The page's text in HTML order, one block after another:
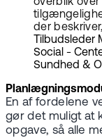
overblik
der
Tilbudsleder
Social -
Sundhed &
En af fordelene
gør det muligt at
opgave, så alle